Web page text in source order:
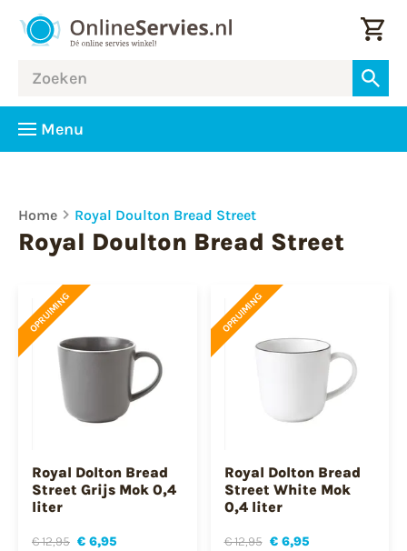
Menu
Home Royal Doulton Bread Street
Royal Doulton Bread Street
OPRUIMING
Royal Dolton Bread
Street Grijs Mok 0,4
liter
€ 12,95 € 6,95
OPRUIMING
Royal Dolton Bread
Street White Mok
0,4 liter
€ 12,95 € 6,95